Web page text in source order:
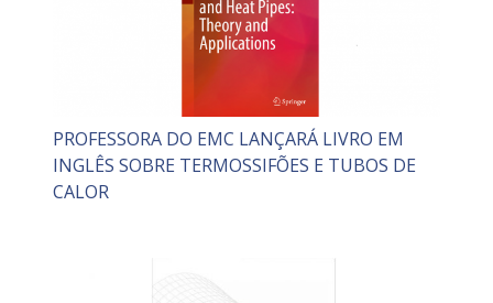
PROFESSORA DO EMC LANÇARÁ LIVRO EM
INGLÊS SOBRE TERMOSSIFÕES E TUBOS DE
CALOR